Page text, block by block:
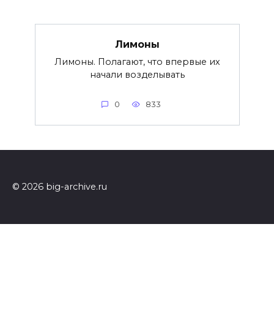
Лимоны
Лимоны. Полагают, что впервые их
начали возделывать
0 833
© 2026 big-archive.ru